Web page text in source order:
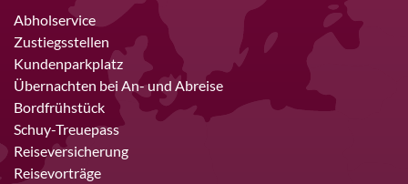
Abholservice
Zustiegsstellen
Kundenparkplatz
Übernachten bei An- und Abreise
Bordfrühstück
Schuy-Treuepass
Reiseversicherung
Reisevorträge